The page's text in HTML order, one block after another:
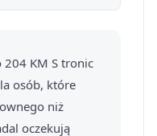
KM S tronic
osób, które
niż
oczekują